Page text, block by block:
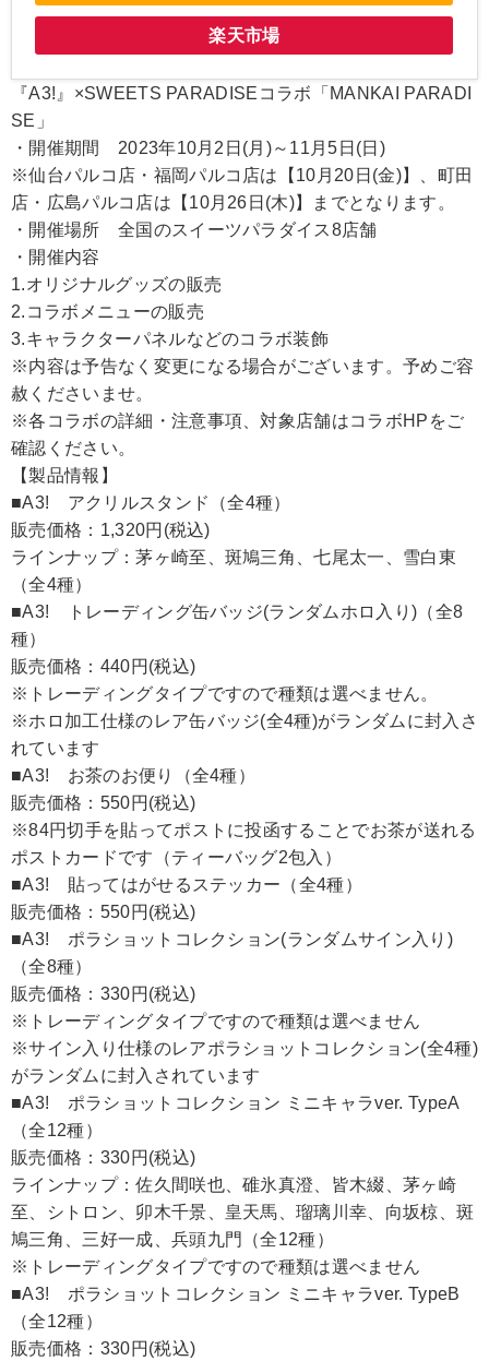
楽天市場
『A3!』×SWEETS PARADISEコラボ「MANKAI PARADI
SE」
・開催期間 2023年10月2日(月)～11月5日(日)
※仙台パルコ店・福岡パルコ店は【10月20日(金)】、町田
店・広島パルコ店は【10月26日(木)】までとなります。
・開催場所 全国のスイーツパラダイス8店舗
・開催内容
1.オリジナルグッズの販売
2.コラボメニューの販売
3.キャラクターパネルなどのコラボ装飾
※内容は予告なく変更になる場合がございます。予めご容
赦くださいませ。
※各コラボの詳細・注意事項、対象店舗はコラボHPをご
確認ください。
【製品情報】
■A3! アクリルスタンド（全4種）
販売価格：1,320円(税込)
ラインナップ：茅ヶ崎至、斑鳩三角、七尾太一、雪白東
（全4種）
■A3! トレーディング缶バッジ(ランダムホロ入り)（全8
種）
販売価格：440円(税込)
※トレーディングタイプですので種類は選べません。
※ホロ加工仕様のレア缶バッジ(全4種)がランダムに封入さ
れています
■A3! お茶のお便り（全4種）
販売価格：550円(税込)
※84円切手を貼ってポストに投函することでお茶が送れる
ポストカードです（ティーバッグ2包入）
■A3! 貼ってはがせるステッカー（全4種）
販売価格：550円(税込)
■A3! ポラショットコレクション(ランダムサイン入り)
（全8種）
販売価格：330円(税込)
※トレーディングタイプですので種類は選べません
※サイン入り仕様のレアポラショットコレクション(全4種)
がランダムに封入されています
■A3! ポラショットコレクション ミニキャラver. TypeA
（全12種）
販売価格：330円(税込)
ラインナップ：佐久間咲也、碓氷真澄、皆木綴、茅ヶ崎
至、シトロン、卯木千景、皇天馬、瑠璃川幸、向坂椋、斑
鳩三角、三好一成、兵頭九門（全12種）
※トレーディングタイプですので種類は選べません
■A3! ポラショットコレクション ミニキャラver. TypeB
（全12種）
販売価格：330円(税込)